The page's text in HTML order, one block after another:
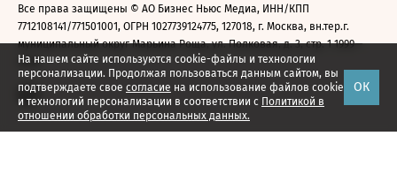
На нашем сайте используются cookie-файлы и технологии
персонализации. Продолжая пользоваться данным сайтом, вы
подтверждаете свое согласие на использование файлов cookie
и технологий персонализации в соответствии с Политикой в
отношении обработки персональных данных.
ОК
Все права защищены © АО Бизнес Ньюс Медиа, ИНН/КПП
7712108141/771501001, ОГРН 1027739124775, 127018, г. Москва, вн.тер.г.
муниципальный округ Марьина Роща, ул. Полковая, д. 3, стр. 1 1999—
2026